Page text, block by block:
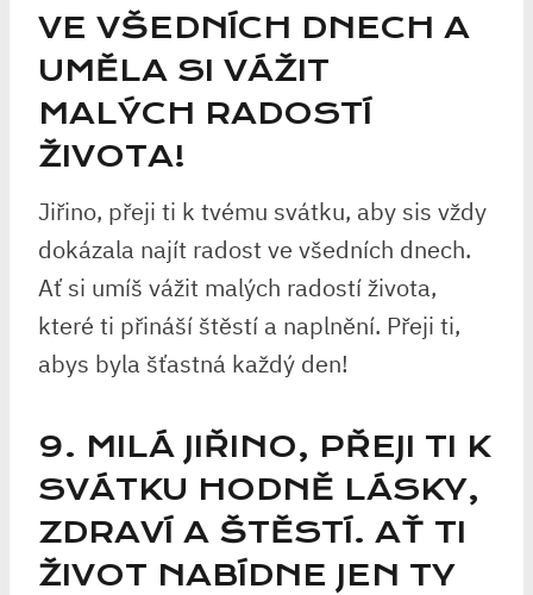
VE VŠEDNÍCH DNECH A
UMĚLA SI VÁŽIT
MALÝCH RADOSTÍ
ŽIVOTA!
Jiřino, přeji ti k tvému svátku, aby sis vždy
dokázala najít radost ve všedních dnech.
Ať si umíš vážit malých radostí života,
které ti přináší štěstí a naplnění. Přeji ti,
abys byla šťastná každý den!
9. MILÁ JIŘINO, PŘEJI TI K
SVÁTKU HODNĚ LÁSKY,
ZDRAVÍ A ŠTĚSTÍ. AŤ TI
ŽIVOT NABÍDNE JEN TY